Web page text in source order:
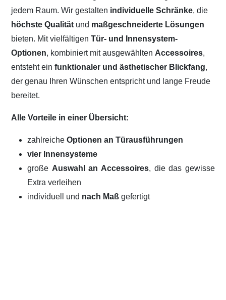
jedem Raum. Wir gestalten individuelle Schränke, die
höchste Qualität und maßgeschneiderte Lösungen
bieten. Mit vielfältigenTür- und Innensystem-
Optionen, kombiniert mit ausgewählten Accessoires,
entsteht einfunktionaler und ästhetischer Blickfang,
der genau Ihren Wünschen entspricht und lange Freude
bereitet.
Alle Vorteile in einer Übersicht:
zahlreicheOptionen an Türausführungen
vier Innensysteme
große Auswahl an Accessoires, die das gewisse
Extra verleihen
individuell und nach Maßgefertigt